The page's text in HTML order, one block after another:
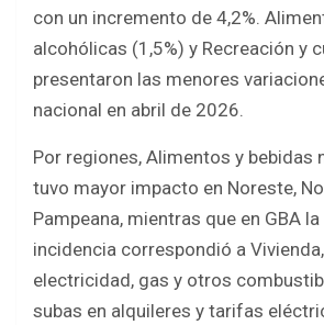
con un incremento de 4,2%.
alcohólicas (1,5%) y Recreación y
presentaron las menores
nacional en abril de 2026.
Por regiones, Alimentos y bebidas
tuvo mayor impacto en Noreste,
Pampeana, mientras que en GBA
incidencia correspondió a
electricidad, gas y otros
subas en alquileres y tarifas